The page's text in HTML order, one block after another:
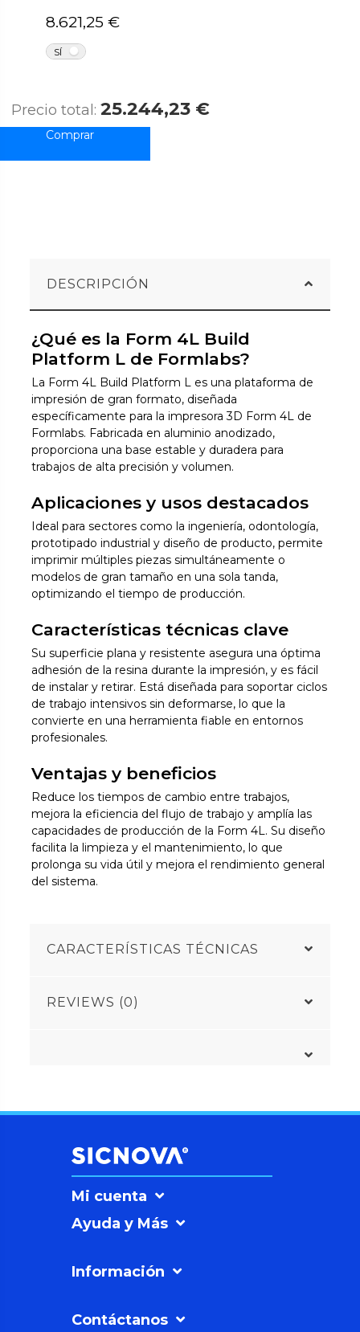
8.621,25 €
SÍ
Precio total: 25.244,23 €
DESCRIPCIÓN
¿Qué es la Form 4L Build
Platform L de Formlabs?
La Form 4L Build Platform L es una plataforma de
impresión de gran formato, diseñada
específicamente para la impresora 3D Form 4L de
Formlabs. Fabricada en aluminio anodizado,
proporciona una base estable y duradera para
trabajos de alta precisión y volumen.
Aplicaciones y usos destacados
Ideal para sectores como la ingeniería, odontología,
prototipado industrial y diseño de producto, permite
imprimir múltiples piezas simultáneamente o
modelos de gran tamaño en una sola tanda,
optimizando el tiempo de producción.
Características técnicas clave
Su superficie plana y resistente asegura una óptima
adhesión de la resina durante la impresión, y es fácil
de instalar y retirar. Está diseñada para soportar ciclos
de trabajo intensivos sin deformarse, lo que la
convierte en una herramienta fiable en entornos
profesionales.
Ventajas y beneficios
Reduce los tiempos de cambio entre trabajos,
mejora la eficiencia del flujo de trabajo y amplía las
capacidades de producción de la Form 4L. Su diseño
facilita la limpieza y el mantenimiento, lo que
prolonga su vida útil y mejora el rendimiento general
del sistema.
CARACTERÍSTICAS TÉCNICAS
REVIEWS (0)
Mi cuenta
Ayuda y Más
Información
Contáctanos